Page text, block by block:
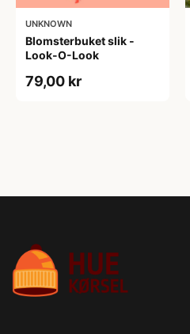
UNKNOWN
Blomsterbuket slik -
Look-O-Look
79,00 kr